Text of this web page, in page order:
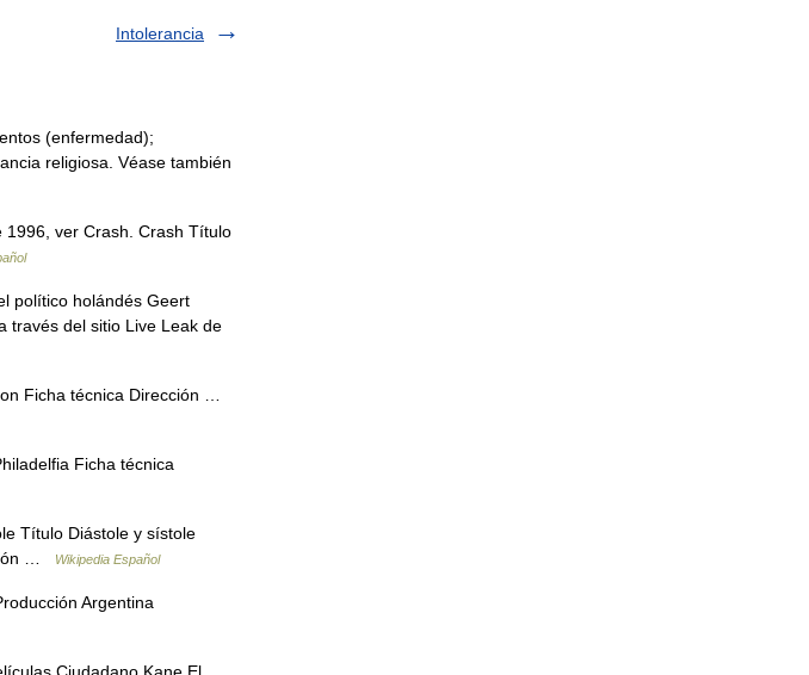
Intolerancia
(enfermedad);
religiosa. Véase también
ver Crash. Crash Título
político holándés Geert
través del sitio Live Leak de
Ficha técnica Dirección …
Ficha técnica
Título Diástole y sístole
…
Wikipedia Español
Argentina